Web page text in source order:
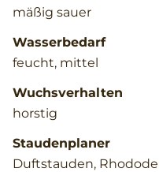
mäßig sauer
Wasserbedarf
feucht, mittel
Wuchsverhalten
horstig
Staudenplaner
Duftstauden,